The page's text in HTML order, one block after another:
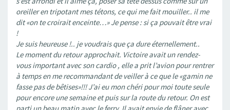
oreiller en tripotant mes tétons, ce qui me fait mouiller.. il me
dit «on te croirait enceinte…» Je pense : si ça pouvait être vrai
!
Je suis heureuse !.. je voudrais que ça dure éternellement..
Le moment du retour approchait. Victoire avait un rendez-
vous important avec son cardio , elle a prit l’avion pour rentrer
à temps en me recommandant de veiller à ce que le «gamin ne
fasse pas de bêtises»!!! J’ai eu mon chéri pour moi toute seule
pour encore une semaine et puis sur la route du retour. On est
parti un beau matin avec le ferry. Il avait envie de flâner avec